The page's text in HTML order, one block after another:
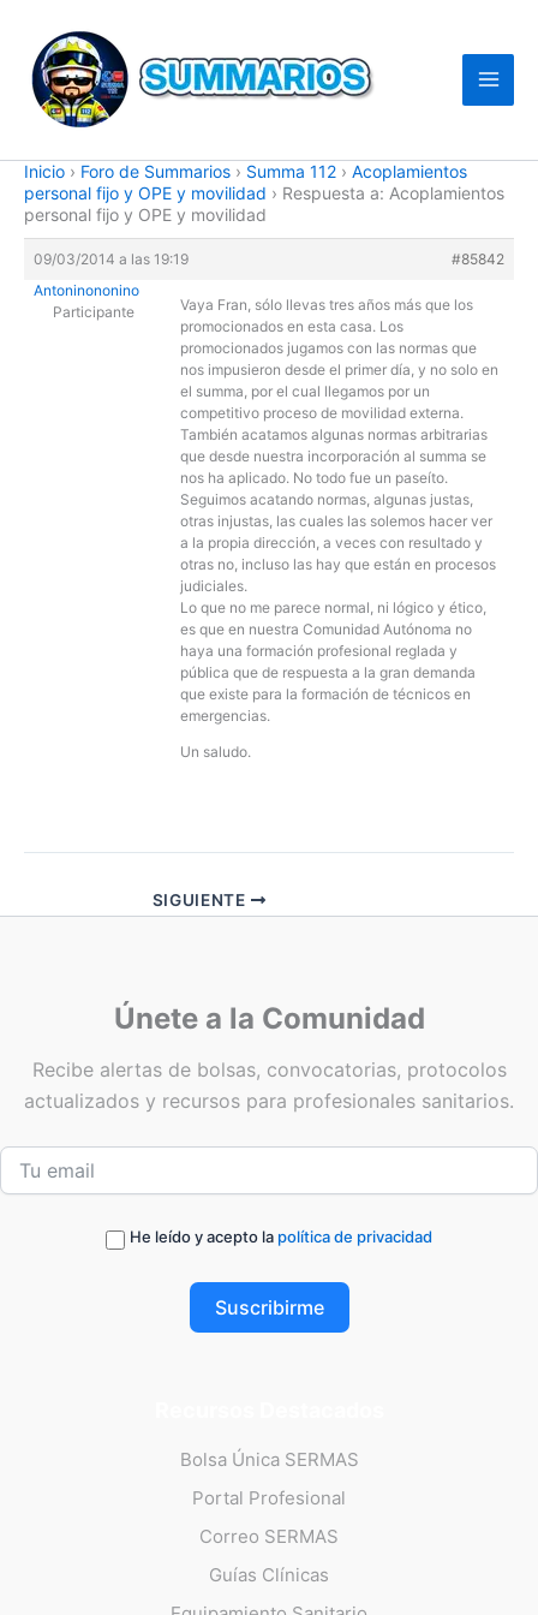
contenido
Inicio › Foro de Summarios › Summa 112 › Acoplamientos
personal fijo y OPE y movilidad › Respuesta a: Acoplamientos
personal fijo y OPE y movilidad
09/03/2014 a las 19:19
#85842
Antoninononino
Participante
Vaya Fran, sólo llevas tres años más que los
promocionados en esta casa. Los
promocionados jugamos con las normas que
nos impusieron desde el primer día, y no solo en
el summa, por el cual llegamos por un
competitivo proceso de movilidad externa.
También acatamos algunas normas arbitrarias
que desde nuestra incorporación al summa se
nos ha aplicado. No todo fue un paseíto.
Seguimos acatando normas, algunas justas,
otras injustas, las cuales las solemos hacer ver
a la propia dirección, a veces con resultado y
otras no, incluso las hay que están en procesos
judiciales.
Lo que no me parece normal, ni lógico y ético,
es que en nuestra Comunidad Autónoma no
haya una formación profesional reglada y
pública que de respuesta a la gran demanda
que existe para la formación de técnicos en
emergencias.
Un saludo.
SIGUIENTE
Únete a la Comunidad
Recibe alertas de bolsas, convocatorias, protocolos
actualizados y recursos para profesionales sanitarios.
He leído y acepto la política de privacidad
Suscribirme
Bolsa Única SERMAS
Portal Profesional
Correo SERMAS
Guías Clínicas